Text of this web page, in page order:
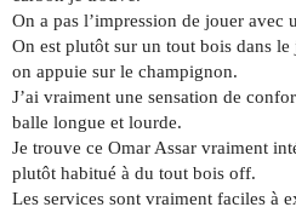
On a pas l’impression de jouer avec
On est plutôt sur un tout bois dans
on appuie sur le champignon.
J’ai vraiment une sensation de
balle longue et lourde.
Je trouve ce Omar Assar vraiment
plutôt habitué à du tout bois off.
Les services sont vraiment faciles à